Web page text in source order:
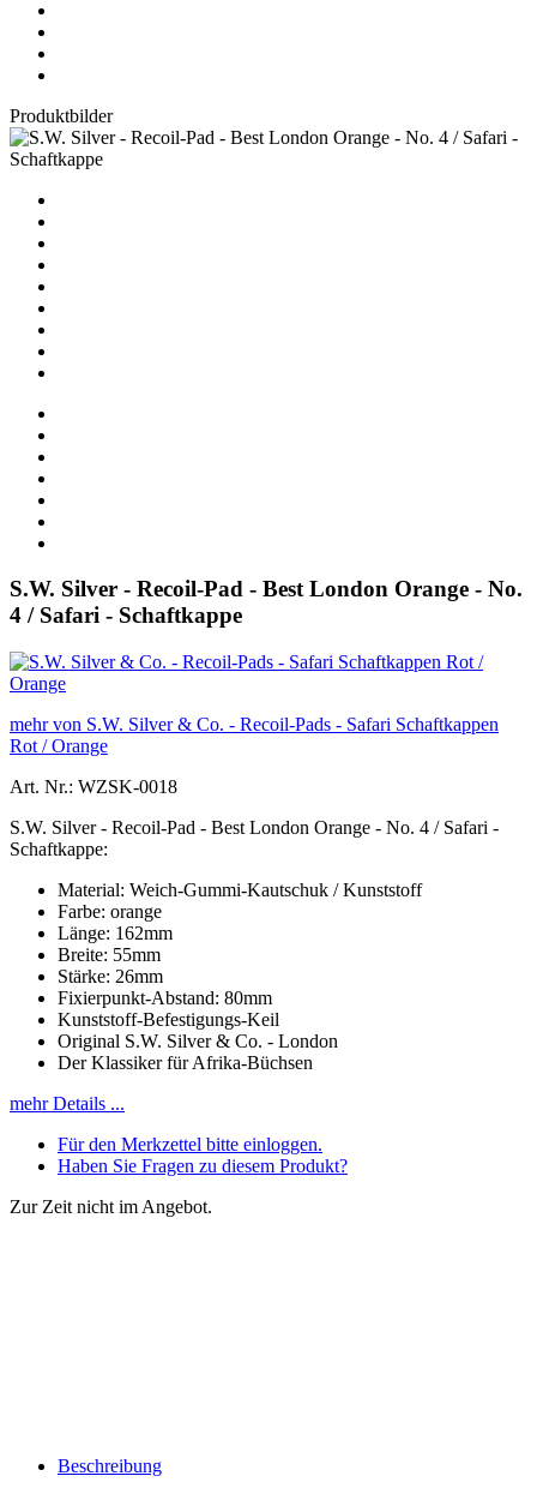
Produktbilder
S.W. Silver - Recoil-Pad - Best London Orange - No.
4 / Safari - Schaftkappe
mehr von S.W. Silver & Co. - Recoil-Pads - Safari Schaftkappen
Rot / Orange
Art. Nr.: WZSK-0018
S.W. Silver - Recoil-Pad - Best London Orange - No. 4 / Safari -
Schaftkappe:
Material: Weich-Gummi-Kautschuk / Kunststoff
Farbe: orange
Länge: 162mm
Breite: 55mm
Stärke: 26mm
Fixierpunkt-Abstand: 80mm
Kunststoff-Befestigungs-Keil
Original S.W. Silver & Co. - London
Der Klassiker für Afrika-Büchsen
mehr Details ...
Für den Merkzettel bitte einloggen.
Haben Sie Fragen zu diesem Produkt?
Zur Zeit nicht im Angebot.
Beschreibung